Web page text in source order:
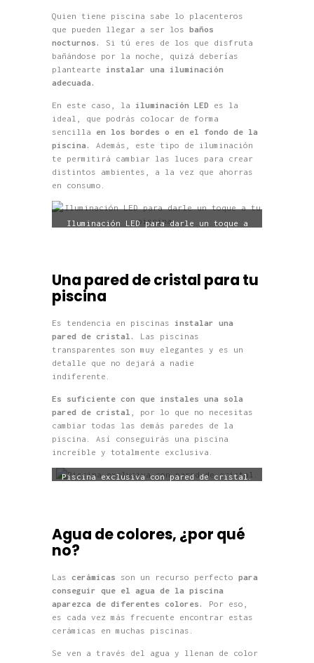
Quien tiene piscina sabe lo placenteros
que pueden llegar a ser los baños
nocturnos. Si tú eres de los que disfruta
bañándose por la noche, quizá deberías
plantearte instalar una iluminación
adecuada.
En este caso, la iluminación LED es la
ideal, que podrás colocar de forma
sencilla en los bordes o en el fondo de la
piscina.
Además, este tipo de iluminación
te permitirá cambiar las luces para crear
distintos ambientes, a la vez que ahorras
en consumo.
Iluminación LED para darle un toque a
Una pared de cristal para tu
piscina
Es tendencia en piscinas instalar una
pared de cristal.
Las piscinas
transparentes son muy elegantes y es un
detalle que no dejará a nadie
indiferente.
Es suficiente con que instales una sola
pared de cristal
, por lo que no necesitas
cambiar todas las demás paredes de la
piscina. Así conseguirás una piscina
increíble y totalmente exclusiva.
Piscina exclusiva con pared de cristal.
Agua de colores, ¿por qué
no?
Las cerámicas son un recurso perfecto para
conseguir que el agua de la piscina
aparezca de diferentes colores.
Por eso,
es cada vez más frecuente encontrar estas
cerámicas en muchas piscinas.
Se ven a través del agua y llenan de color